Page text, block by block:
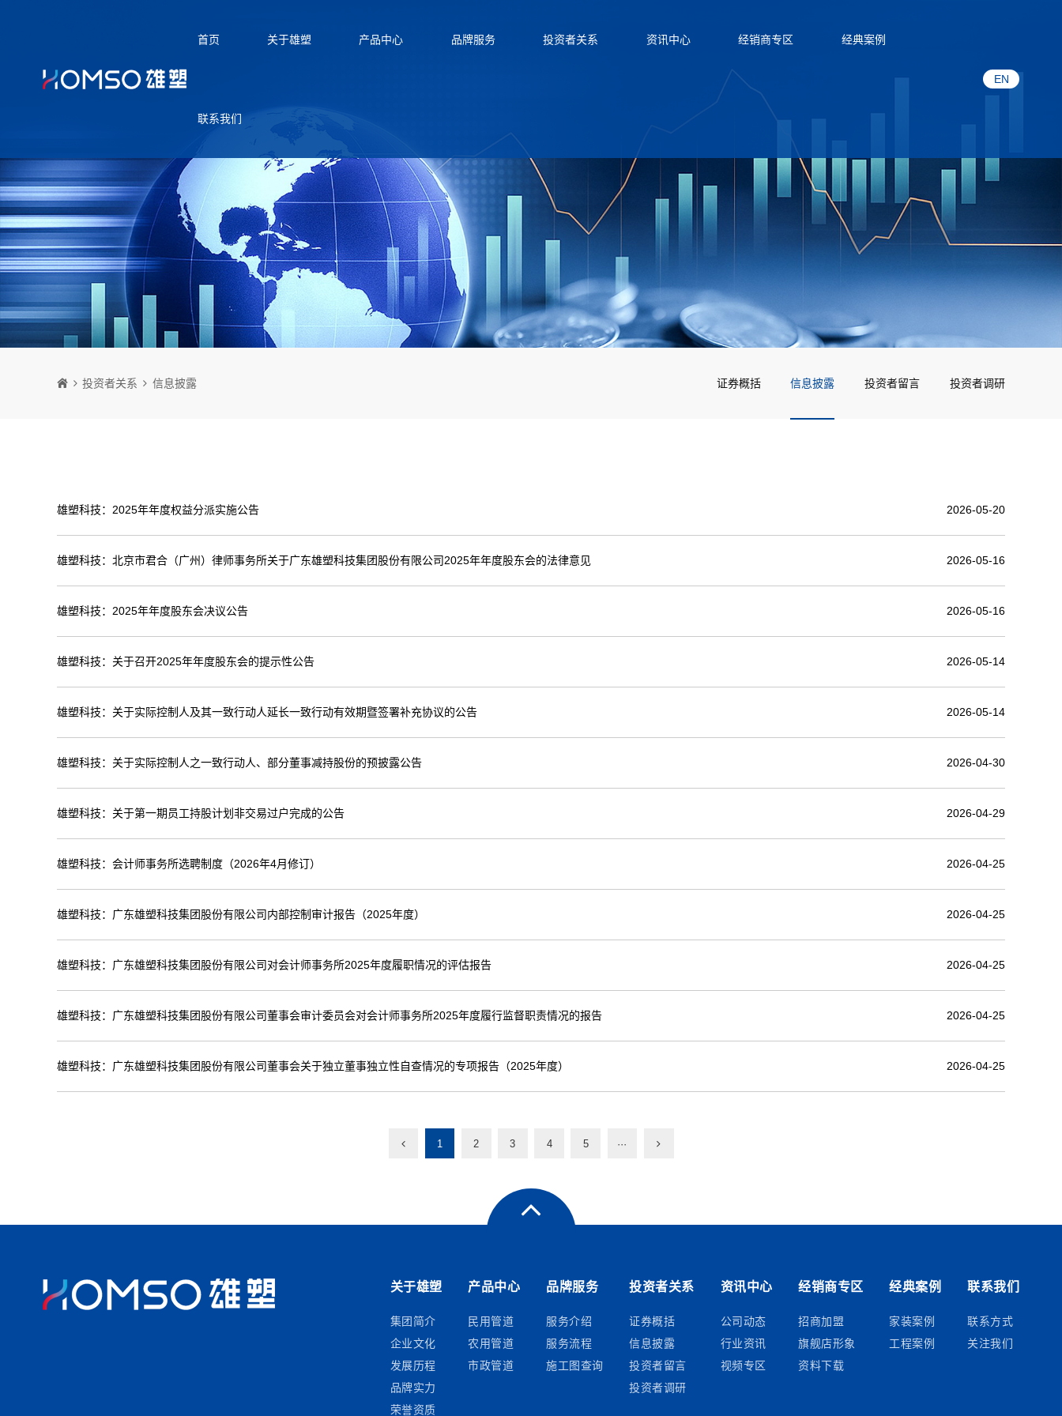
首页 关于雄塑 产品中心 品牌服务 投资者关系 资讯中心 经销商专区 经典案例
联系我们
EN
投资者关系 信息披露 证券概括 信息披露 投资者留言 投资者调研
雄塑科技：2025年年度权益分派实施公告 2026-05-20
雄塑科技：北京市君合（广州）律师事务所关于广东雄塑科技集团股份有限公司2025年年度股东会的法律意见 2026-05-16
雄塑科技：2025年年度股东会决议公告 2026-05-16
雄塑科技：关于召开2025年年度股东会的提示性公告 2026-05-14
雄塑科技：关于实际控制人及其一致行动人延长一致行动有效期暨签署补充协议的公告 2026-05-14
雄塑科技：关于实际控制人之一致行动人、部分董事减持股份的预披露公告 2026-04-30
雄塑科技：关于第一期员工持股计划非交易过户完成的公告 2026-04-29
雄塑科技：会计师事务所选聘制度（2026年4月修订） 2026-04-25
雄塑科技：广东雄塑科技集团股份有限公司内部控制审计报告（2025年度） 2026-04-25
雄塑科技：广东雄塑科技集团股份有限公司对会计师事务所2025年度履职情况的评估报告 2026-04-25
雄塑科技：广东雄塑科技集团股份有限公司董事会审计委员会对会计师事务所2025年度履行监督职责情况的报告 2026-04-25
雄塑科技：广东雄塑科技集团股份有限公司董事会关于独立董事独立性自查情况的专项报告（2025年度） 2026-04-25
1 2 3 4 5 ···
关于雄塑
集团简介
企业文化
发展历程
品牌实力
荣誉资质
产品中心
民用管道
农用管道
市政管道
品牌服务
服务介绍
服务流程
施工图查询
投资者关系
证券概括
信息披露
投资者留言
投资者调研
资讯中心
公司动态
行业资讯
视频专区
经销商专区
招商加盟
旗舰店形象
资料下载
经典案例
家装案例
工程案例
联系我们
联系方式
关注我们